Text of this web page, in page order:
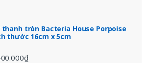
thanh tròn Bacteria House Porpoise
thước 16cm x 5cm
₫